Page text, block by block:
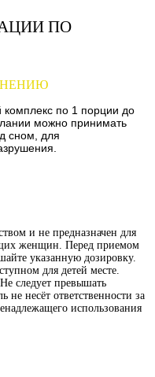
ПО
по 1 порции до
можно принимать
сном, для
и не предназначен для
женщин. Перед приемом
указанную дозировку.
для детей месте.
следует превышать
не несёт ответственности за
использования